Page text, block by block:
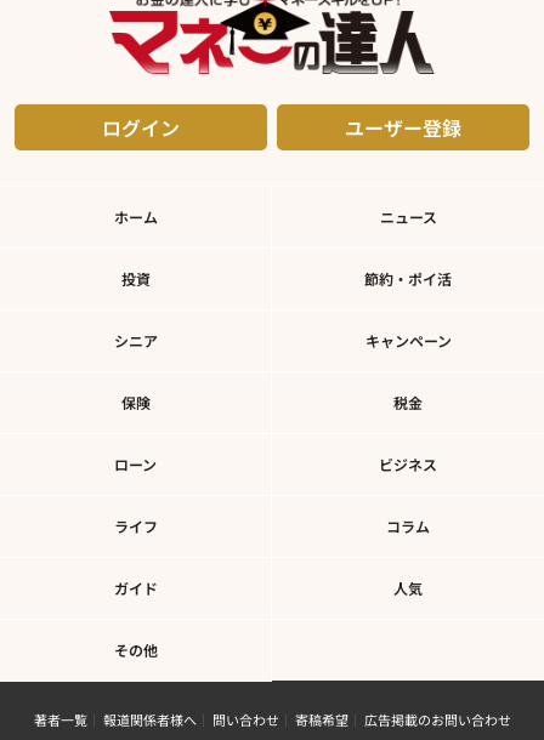
ログイン ユーザー登録
ホーム ニュース
投資 節約・ポイ活
シニア キャンペーン
保険 税金
ローン ビジネス
ライフ コラム
ガイド 人気
その他
著者一覧 報道関係者様へ 問い合わせ 寄稿希望 広告掲載のお問い合わせ